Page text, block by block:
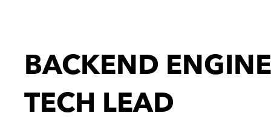
BACKEND
TECH LEAD